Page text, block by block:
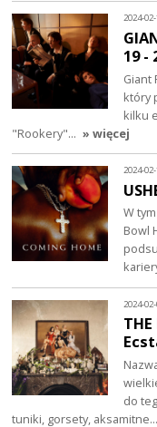
2024-
19 -
Giant
który
kilku
"Rookery"… » więcej
2024-
W
Bowl
2024-
do
tuniki, gorsety, aksamitne…